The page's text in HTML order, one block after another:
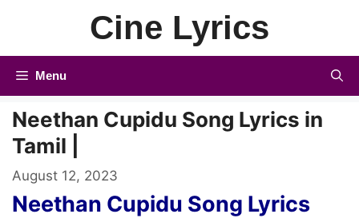
Cine Lyrics
Menu
Neethan Cupidu Song Lyrics in
Tamil |
August 12, 2023
Neethan Cupidu Song Lyrics